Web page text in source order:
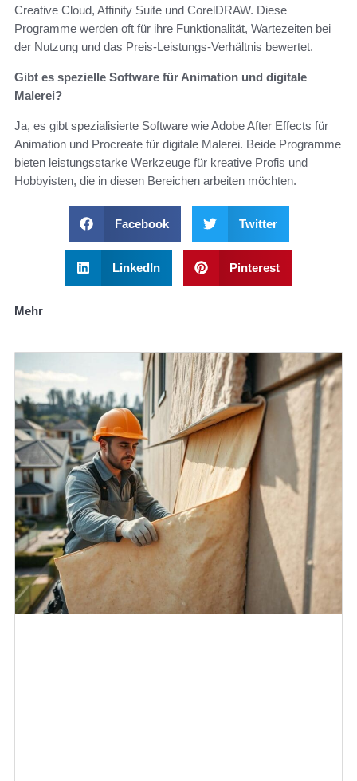
Creative Cloud, Affinity Suite und CorelDRAW. Diese
Programme werden oft für ihre Funktionalität, Wartezeiten bei
der Nutzung und das Preis-Leistungs-Verhältnis bewertet.
Gibt es spezielle Software für Animation und digitale
Malerei?
Ja, es gibt spezialisierte Software wie Adobe After Effects für
Animation und Procreate für digitale Malerei. Beide Programme
bieten leistungsstarke Werkzeuge für kreative Profis und
Hobbyisten, die in diesen Bereichen arbeiten möchten.
Facebook Twitter
LinkedIn Pinterest
Mehr